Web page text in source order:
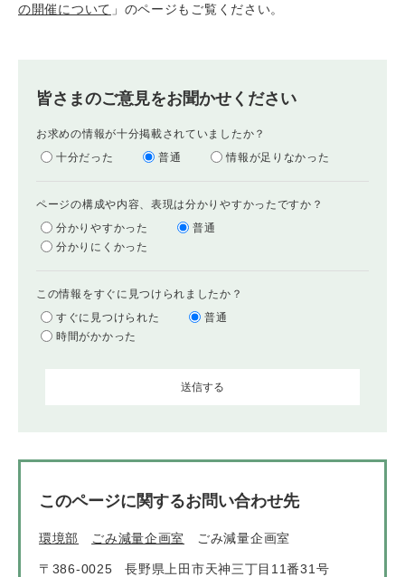
の開催について 」のページもご覧ください。
皆さまのご意見をお聞かせください
お求めの情報が十分掲載されていましたか？
十分だった
普通 情報が足りなかった
ページの構成や内容、表現は分かりやすかったですか？
分かりやすかった
普通
分かりにくかった
この情報をすぐに見つけられましたか？
すぐに見つけられた
普通
時間がかかった
このページに関するお問い合わせ先
環境部 ごみ減量企画室 ごみ減量企画室
〒386-0025
長野県上田市天神三丁目11番31号